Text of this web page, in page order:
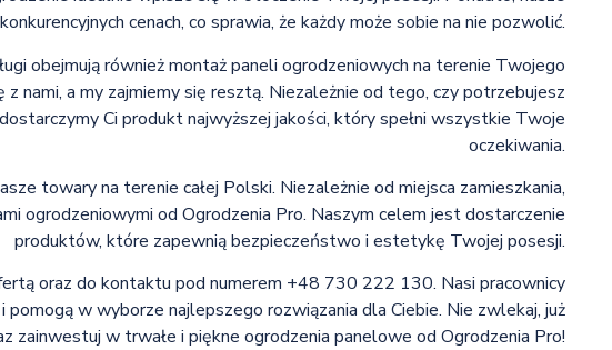
cenach, co sprawia, że każdy może sobie na nie pozwolić.
obejmują również montaż paneli ogrodzeniowych na terenie Twojego
nami, a my zajmiemy się resztą. Niezależnie od tego, czy potrzebujesz
Ci produkt najwyższej jakości, który spełni wszystkie Twoje
oczekiwania.
towary na terenie całej Polski. Niezależnie od miejsca zamieszkania,
ogrodzeniowymi od Ogrodzenia Pro. Naszym celem jest dostarczenie
produktów, które zapewnią bezpieczeństwo i estetykę Twojej posesji.
oraz do kontaktu pod numerem +48 730 222 130. Nasi pracownicy
w wyborze najlepszego rozwiązania dla Ciebie. Nie zwlekaj, już
zainwestuj w trwałe i piękne ogrodzenia panelowe od Ogrodzenia Pro!